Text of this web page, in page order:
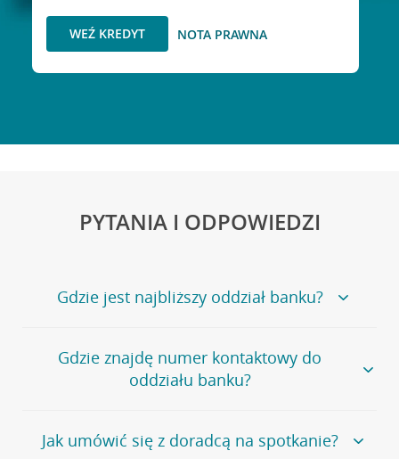
WEŹ KREDYT NOTA PRAWNA
PYTANIA I ODPOWIEDZI
Gdzie jest najbliższy oddział banku?
Jeśli szukasz oddziału naszego banku, zapraszamy na
stronęPlacówki i bankomaty, na której znajduje się
wygodna wyszukiwarka.
oddziałów
Gdzie znajdę numer kontaktowy do
oddziału banku?
Bank Credit Agricole nie udostępnia ogólnego numeru
telefonu do placówki bankowej.
Jak umówić się z doradcą na spotkanie?